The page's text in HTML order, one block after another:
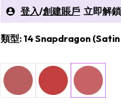
登入/創建賬戶 立即解
類型: 14 Snapdragon